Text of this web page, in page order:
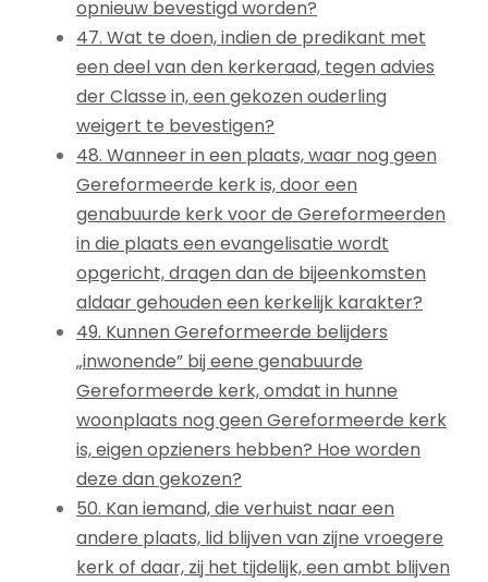
opnieuw bevestigd worden?
47. Wat te doen, indien de predikant met
een deel van den kerkeraad, tegen advies
der Classe in, een gekozen ouderling
weigert te bevestigen?
48. Wanneer in een plaats, waar nog geen
Gereformeerde kerk is, door een
genabuurde kerk voor de Gereformeerden
in die plaats een evangelisatie wordt
opgericht, dragen dan de bijeenkomsten
aldaar gehouden een kerkelijk karakter?
49. Kunnen Gereformeerde belijders
„inwonende” bij eene genabuurde
Gereformeerde kerk, omdat in hunne
woonplaats nog geen Gereformeerde kerk
is, eigen opzieners hebben? Hoe worden
deze dan gekozen?
50. Kan iemand, die verhuist naar een
andere plaats, lid blijven van zijne vroegere
kerk of daar, zij het tijdelijk, een ambt blijven